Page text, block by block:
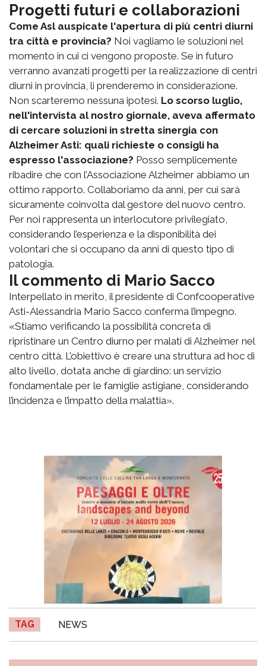
Progetti futuri e collaborazioni
Come Asl auspicate l'apertura di più centri diurni
tra città e provincia? Noi vagliamo le soluzioni nel
momento in cui ci vengono proposte. Se in futuro
verranno avanzati progetti per la realizzazione di centri
diurni in provincia, li prenderemo in considerazione.
Non scarteremo nessuna ipotesi. Lo scorso luglio,
nell'intervista al nostro giornale, aveva affermato
di cercare soluzioni in stretta sinergia con
Alzheimer Asti: quali richieste o consigli ha
espresso l'associazione? Posso semplicemente
ribadire che con l’Associazione Alzheimer abbiamo un
ottimo rapporto. Collaboriamo da anni, per cui sarà
sicuramente coinvolta dal gestore del nuovo centro.
Per noi rappresenta un interlocutore privilegiato,
considerando l’esperienza e la disponibilità dei
volontari che si occupano da anni di questo tipo di
patologia.
Il commento di Mario Sacco
Interpellato in merito, il presidente di Confcooperative
Asti-Alessandria Mario Sacco conferma l’impegno.
«Stiamo verificando la possibilità concreta di
ripristinare un Centro diurno per malati di Alzheimer nel
centro città. L’obiettivo è creare una struttura ad hoc di
alto livello, dotata anche di giardino: un servizio
fondamentale per le famiglie astigiane, considerando
l’incidenza e l’impatto della malattia».
TAG NEWS